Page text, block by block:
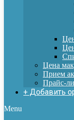
Цена
Прием
Прайс-
+ Добавить
Menu